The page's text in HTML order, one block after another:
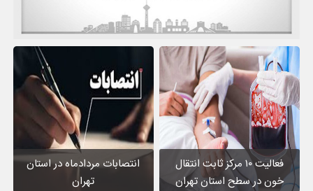
فعالیت ۱۰ مرکز ثابت انتقال
خون در سطح استان تهران
انتصابات مردادماه در استان
تهران